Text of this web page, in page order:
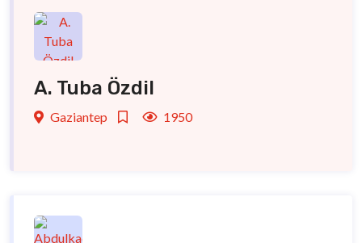
A. Tuba Özdil
Gaziantep 1950